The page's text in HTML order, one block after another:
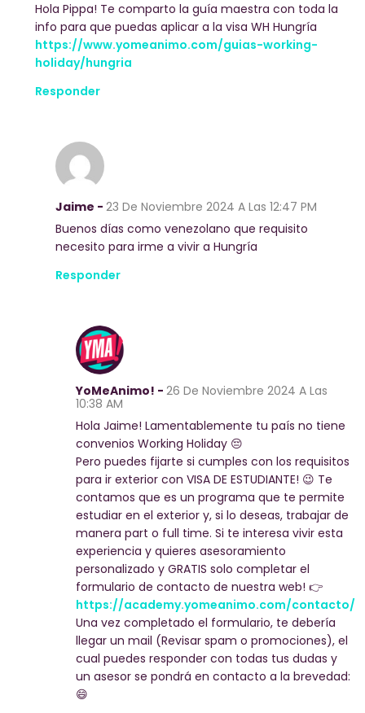
Hola Pippa! Te comparto la guía maestra con toda la
info para que puedas aplicar a la visa WH Hungría
https://www.yomeanimo.com/guias-working-
holiday/hungria
Responder
Jaime - 23 De Noviembre 2024 A Las 12:47 PM
Buenos días como venezolano que requisito
necesito para irme a vivir a Hungría
Responder
YoMeAnimo! - 26 De Noviembre 2024 A Las
10:38 AM
Hola Jaime! Lamentablemente tu país no tiene
convenios Working Holiday 😔
Pero puedes fijarte si cumples con los requisitos
para ir exterior con VISA DE ESTUDIANTE! 😉 Te
contamos que es un programa que te permite
estudiar en el exterior y, si lo deseas, trabajar de
manera part o full time. Si te interesa vivir esta
experiencia y quieres asesoramiento
personalizado y GRATIS solo completar el
formulario de contacto de nuestra web! 👉
https://academy.yomeanimo.com/contacto/
Una vez completado el formulario, te debería
llegar un mail (Revisar spam o promociones), el
cual puedes responder con todas tus dudas y
un asesor se pondrá en contacto a la brevedad:
😄